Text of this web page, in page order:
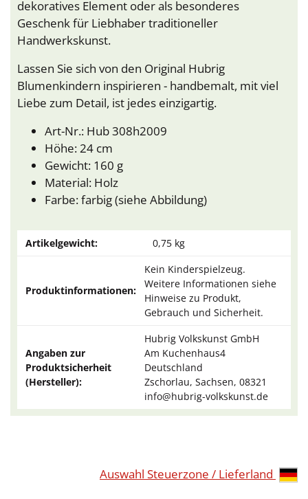
dekoratives Element oder als besonderes
Geschenk für Liebhaber traditioneller
Handwerkskunst.
Lassen Sie sich von den Original Hubrig
Blumenkindern inspirieren - handbemalt, mit viel
Liebe zum Detail, ist jedes einzigartig.
Art-Nr.: Hub 308h2009
Höhe: 24 cm
Gewicht: 160 g
Material: Holz
Farbe: farbig (siehe Abbildung)
Artikelgewicht: 0,75 kg
Produktinformationen:
Kein Kinderspielzeug.
Weitere Informationen siehe
Hinweise zu Produkt,
Gebrauch und Sicherheit.
Angaben zur
Produktsicherheit
(Hersteller):
Hubrig Volkskunst GmbH
Am Kuchenhaus4
Deutschland
Zschorlau, Sachsen, 08321
info@hubrig-volkskunst.de
Auswahl Steuerzone / Lieferland